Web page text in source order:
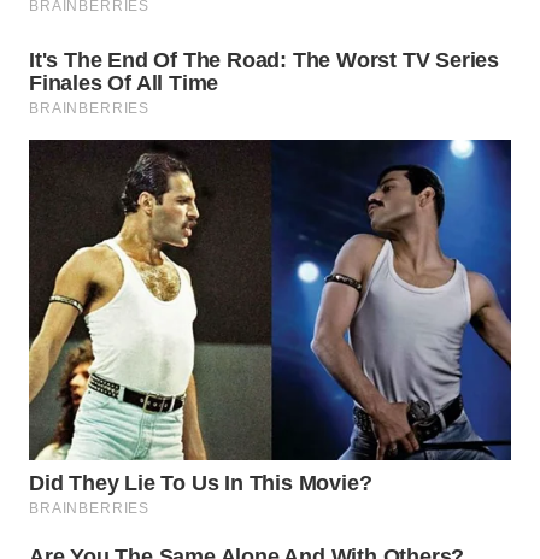
SOLO
BOROBUDUR
MADURA
WN
SURABAYA
WN
NATUNA
WN
BINTAN